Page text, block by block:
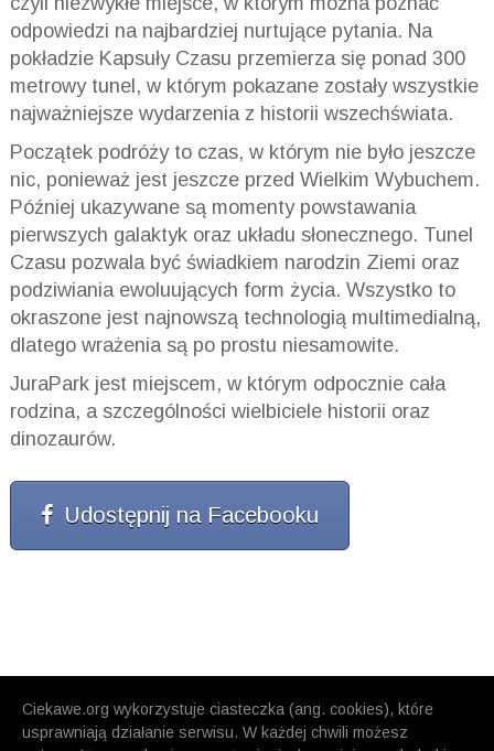
Ciekawe.org wykorzystuje ciasteczka (ang. cookies), które
usprawniają działanie serwisu. W każdej chwili możesz
odpowiedzi na najbardziej nurtujące pytania. Na
pokładzie Kapsuły Czasu przemierza się ponad 300
metrowy tunel, w którym pokazane zostały wszystkie
najważniejsze wydarzenia z historii wszechświata.
Początek podróży to czas, w którym nie było jeszcze
nic, ponieważ jest jeszcze przed Wielkim Wybuchem.
Później ukazywane są momenty powstawania
pierwszych galaktyk oraz układu słonecznego. Tunel
Czasu pozwala być świadkiem narodzin Ziemi oraz
podziwiania ewoluujących form życia. Wszystko to
okraszone jest najnowszą technologią multimedialną,
dlatego wrażenia są po prostu niesamowite.
JuraPark jest miejscem, w którym odpocznie cała
rodzina, a szczególności wielbiciele historii oraz
dinozaurów.
Udostępnij na Facebooku